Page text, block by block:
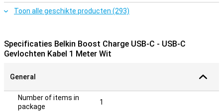
Toon alle geschikte producten (293)
Specificaties Belkin Boost Charge USB-C - USB-C
Gevlochten Kabel 1 Meter Wit
General
Number of items in
package
1